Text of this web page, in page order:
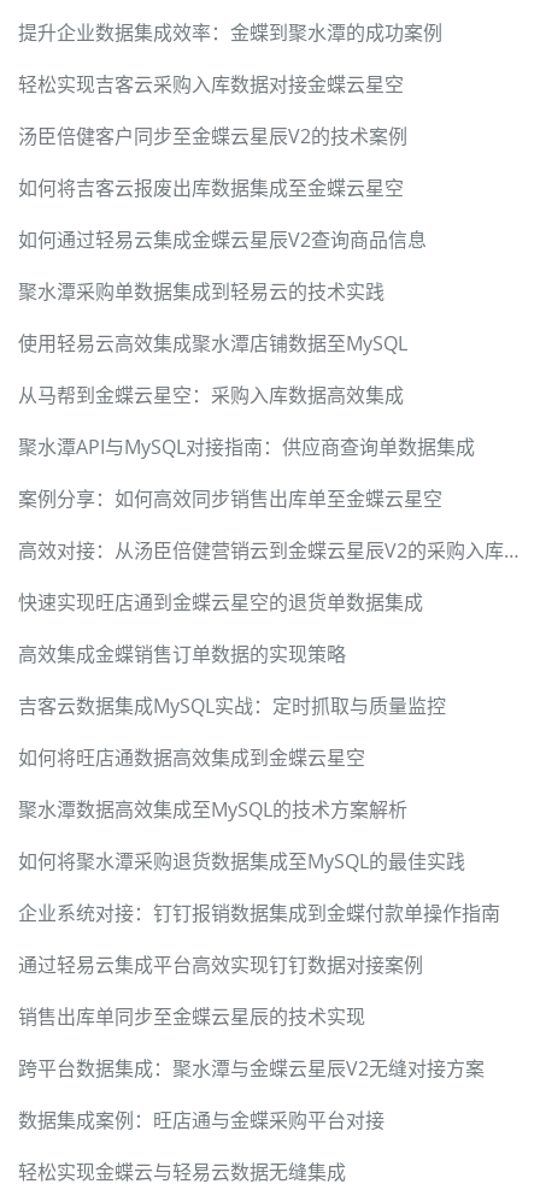
提升企业数据集成效率：金蝶到聚水潭的成功案例
轻松实现吉客云采购入库数据对接金蝶云星空
汤臣倍健客户同步至金蝶云星辰V2的技术案例
如何将吉客云报废出库数据集成至金蝶云星空
如何通过轻易云集成金蝶云星辰V2查询商品信息
聚水潭采购单数据集成到轻易云的技术实践
使用轻易云高效集成聚水潭店铺数据至MySQL
从马帮到金蝶云星空：采购入库数据高效集成
聚水潭API与MySQL对接指南：供应商查询单数据集成
案例分享：如何高效同步销售出库单至金蝶云星空
高效对接：从汤臣倍健营销云到金蝶云星辰V2的采购入库同步
快速实现旺店通到金蝶云星空的退货单数据集成
高效集成金蝶销售订单数据的实现策略
吉客云数据集成MySQL实战：定时抓取与质量监控
如何将旺店通数据高效集成到金蝶云星空
聚水潭数据高效集成至MySQL的技术方案解析
如何将聚水潭采购退货数据集成至MySQL的最佳实践
企业系统对接：钉钉报销数据集成到金蝶付款单操作指南
通过轻易云集成平台高效实现钉钉数据对接案例
销售出库单同步至金蝶云星辰的技术实现
跨平台数据集成：聚水潭与金蝶云星辰V2无缝对接方案
数据集成案例：旺店通与金蝶采购平台对接
轻松实现金蝶云与轻易云数据无缝集成